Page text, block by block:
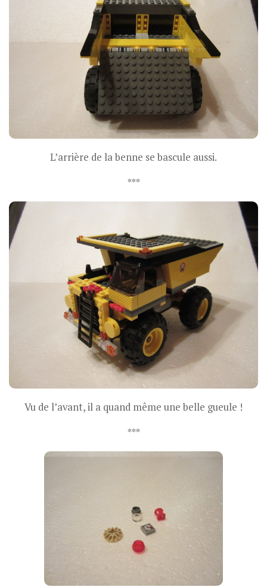
L’arrière de la benne se bascule aussi.
***
Vu de l’avant, il a quand même une belle gueule !
***